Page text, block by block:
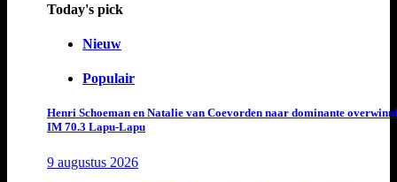
Today's pick
Nieuw
Populair
Henri Schoeman en Natalie van Coevorden naar dominante
IM 70.3 Lapu-Lapu
9 augustus 2026